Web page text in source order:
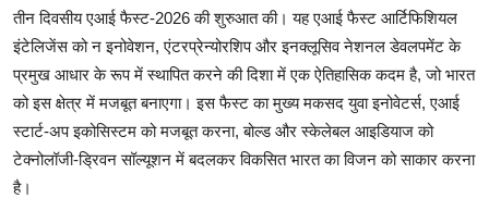
तीन दिवसीय एआई फैस्ट-2026 की शुरुआत की। यह एआई फैस्ट आर्टिफिशियल
इंटेलिजेंस को न इनोवेशन, एंटरप्रेन्योरशिप और इनक्लूसिव नेशनल डेवलपमेंट के
प्रमुख आधार के रूप में स्थापित करने की दिशा में एक ऐतिहासिक कदम है, जो भारत
को इस क्षेत्र में मजबूत बनाएगा। इस फैस्ट का मुख्य मकसद युवा इनोवेटर्स, एआई
स्टार्ट-अप इकोसिस्टम को मजबूत करना, बोल्ड और स्केलेबल आइडियाज को
टेक्नोलॉजी-ड्रिवन सॉल्यूशन में बदलकर विकसित भारत का विजन को साकार करना
है।